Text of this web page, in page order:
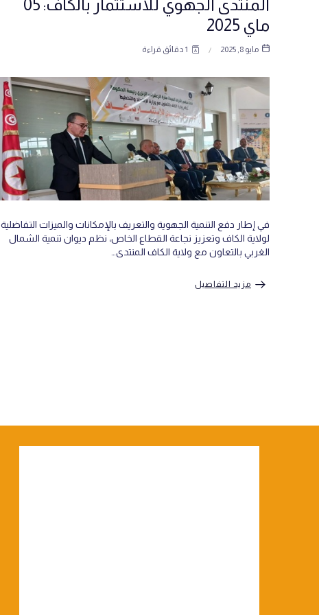
المنتدى الجهوي للاستثمار بالكاف: 05
ماي 2025
مايو 8, 2025 1 دقائق قراءة
في إطار دفع التنمية الجهوية والتعريف بالإمكانات والميزات التفاضلية
لولاية الكاف وتعزيز نجاعة القطاع الخاص، نظم ديوان تنمية الشمال
الغربي بالتعاون مع ولاية الكاف المنتدى…
مزيد التفاصيل